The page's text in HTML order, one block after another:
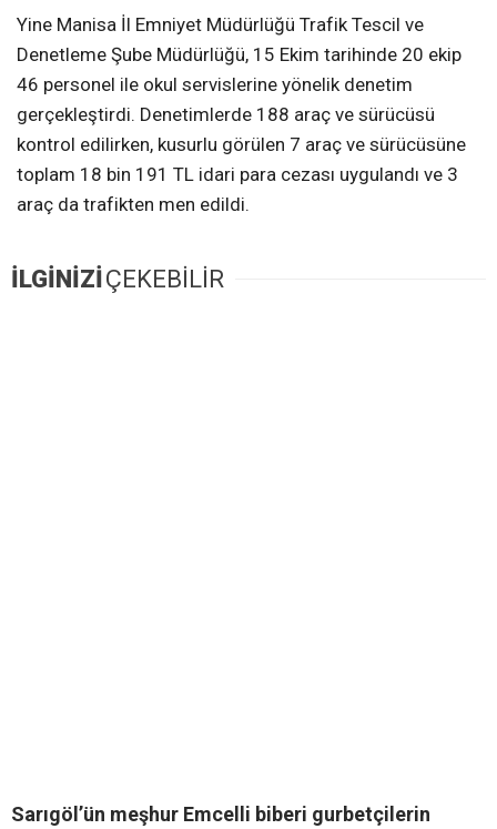
Yine Manisa İl Emniyet Müdürlüğü Trafik Tescil ve
Denetleme Şube Müdürlüğü, 15 Ekim tarihinde 20 ekip
46 personel ile okul servislerine yönelik denetim
gerçekleştirdi. Denetimlerde 188 araç ve sürücüsü
kontrol edilirken, kusurlu görülen 7 araç ve sürücüsüne
toplam 18 bin 191 TL idari para cezası uygulandı ve 3
araç da trafikten men edildi.
İLGİNİZİ ÇEKEBİLİR
Sarıgöl’ün meşhur Emcelli biberi gurbetçilerin